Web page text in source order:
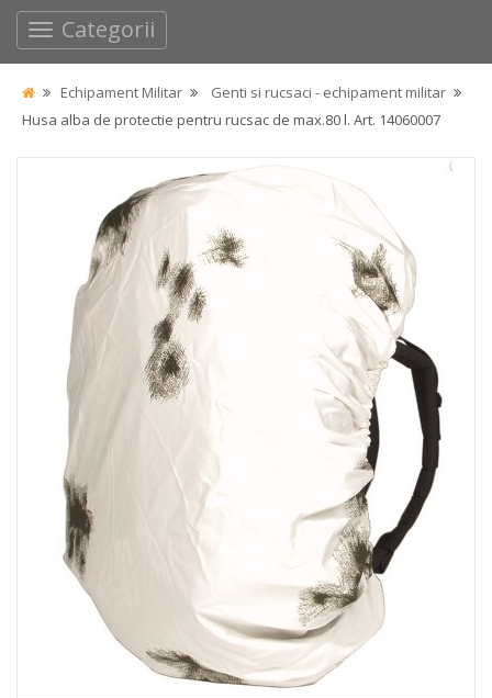
Categorii
Echipament Militar
Genti si rucsaci - echipament militar
Husa alba de protectie pentru rucsac de max.80 l. Art. 14060007